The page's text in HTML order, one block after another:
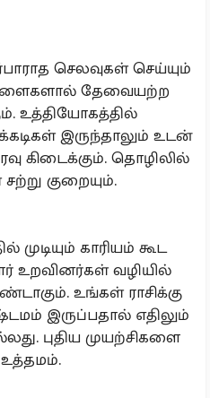
செலவுகள் செய்யும்
தேவையற்ற
உத்தியோகத்தில்
இருந்தாலும் உடன்
கிடைக்கும். தொழிலில்
குறையும்.
காரியம் கூட
உறவினர்கள் வழியில்
உங்கள் ராசிக்கு
இருப்பதால் எதிலும்
புதிய முயற்சிகளை